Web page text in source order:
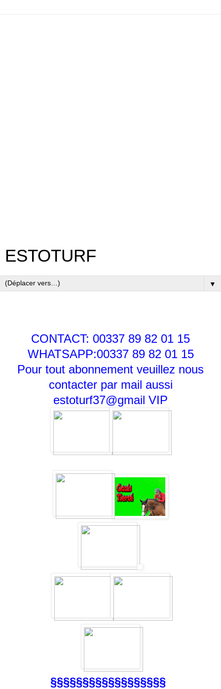
ESTOTURF
▼
CONTACT: 00337 89 82 01 15
WHATSAPP:00337 89 82 01 15
Pour tout abonnement veuillez nous
contacter par mail aussi
estoturf37@gmail VIP
§§§§§§§§§§§§§§§§§§